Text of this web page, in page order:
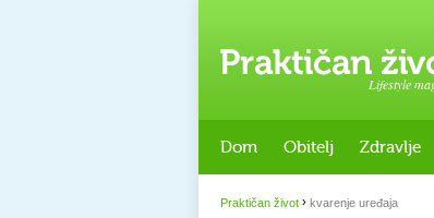
Lifestyle
Dom Obitelj Zdravlje
Praktičan život › kvarenje uređaja